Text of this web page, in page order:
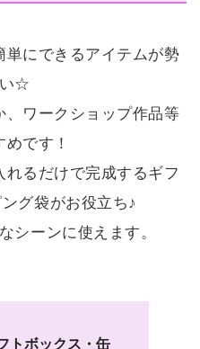
単にできるアイテムが勢
☆
、ワークショップ作品等
です！
るだけで完成するギフ
グ袋がお役立ち♪
シーンに使えます。
トボックス・缶